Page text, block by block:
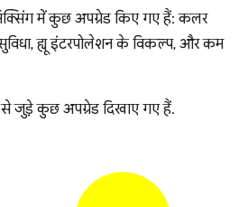
में कुछ अपग्रेड किए गए हैं: कलर
ह्यू इंटरपोलेशन के विकल्प, और कम
से जुड़े कुछ अपग्रेड दिखाए गए हैं.